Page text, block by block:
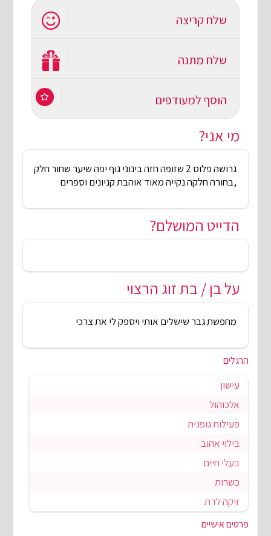
שלח קריצה
שלח מתנה
הוסף למעודפים
מי אני?
גרושה פלוס 2 שזופה חזה בינוני גוף יפה שיער שחור חלק
,בחורה חלקה נקייה מאוד אוהבת קניונים וספרים
הדייט המושלם?
על בן / בת זוג הרצוי
מחפשת גבר שישלים אותי ויספק לי את צרכי
הרגלים
עישון
אלכוהול
פעילות גופנית
בילוי אהוב
בעלי חיים
כשרות
זיקה לדת
פרטים אישיים